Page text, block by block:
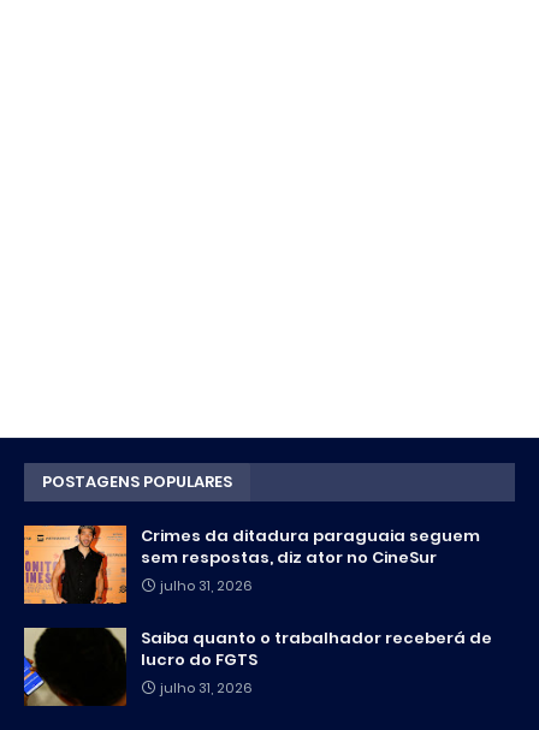
POSTAGENS POPULARES
Crimes da ditadura paraguaia seguem
sem respostas, diz ator no CineSur
julho 31, 2026
Saiba quanto o trabalhador receberá de
lucro do FGTS
julho 31, 2026